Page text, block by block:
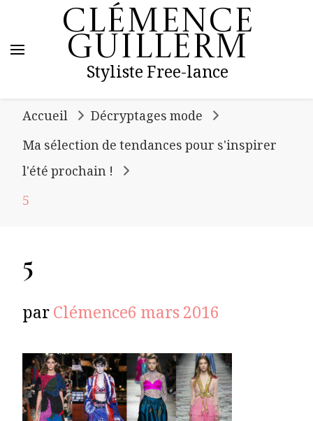
Clémence
Guillerm
Styliste Free-lance
Accueil
Décryptages mode
Ma sélection de tendances pour s'inspirer
l'été prochain !
5
5
parClémence6 mars 2016